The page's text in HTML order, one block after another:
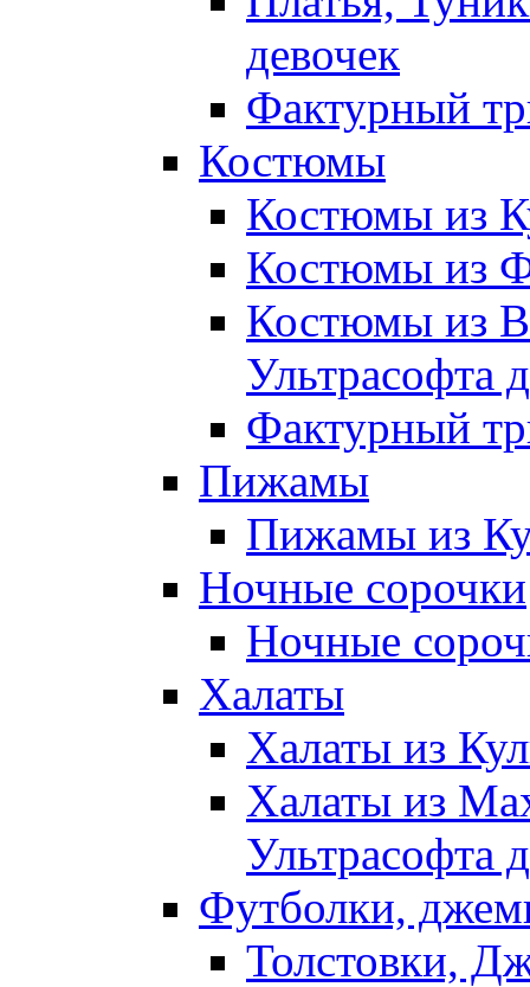
девочек
Фактурный
Костюмы
Костюмы из
Костюмы из
Костюмы из
Ультрасофта
Фактурный
Пижамы
Пижамы из
Ночные сорочки
Ночные
Халаты
Халаты из
Халаты из
Ультрасофта
Футболки,
Толстовки,